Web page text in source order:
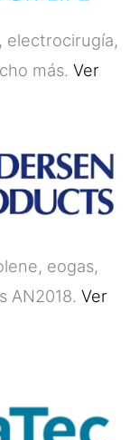
electrocirugía,
más. Ver
eogas,
AN2018. Ver